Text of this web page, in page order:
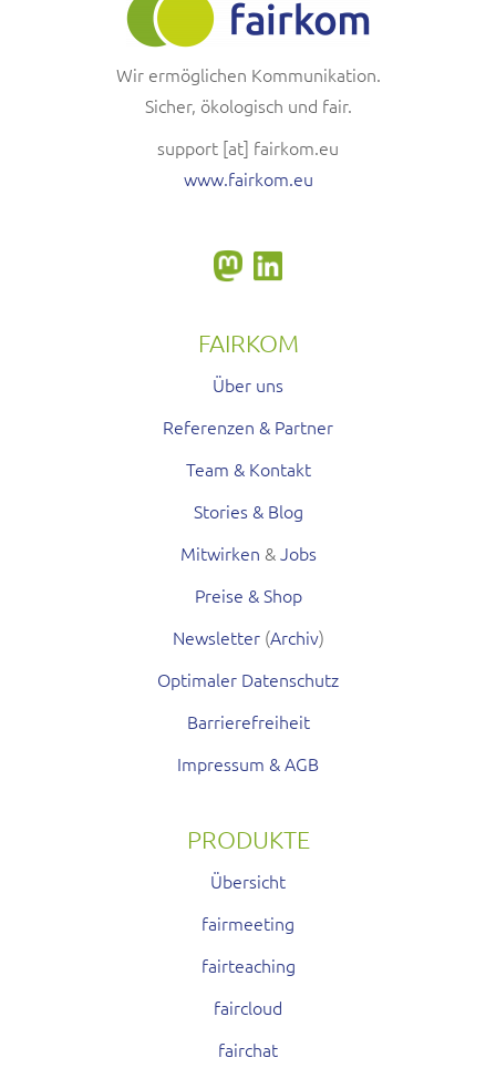
Wir ermöglichen Kommunikation.
Sicher, ökologisch und fair.
support [at] fairkom.eu
www.fairkom.eu
FAIRKOM
Über uns
Referenzen & Partner
Team & Kontakt
Stories & Blog
Mitwirken &Jobs
Preise & Shop
Newsletter(Archiv)
Optimaler Datenschutz
Barrierefreiheit
Impressum & AGB
PRODUKTE
Übersicht
fairmeeting
fairteaching
faircloud
fairchat